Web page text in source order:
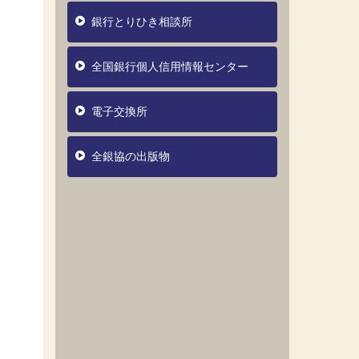
銀行とりひき相談所
全国銀行個人信用情報センター
電子交換所
全銀協の出版物